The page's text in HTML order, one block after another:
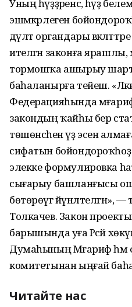
Уның һүҙҙәренсә, һүҙ
эшмәкәрлеген
дәүләт органдары
ителгән законға ярашлы,
тормошҡа ашырыу
баһаланырға тейеш.
Федерацияһында
закондың ҡайһы бер
төшөнсәһен үҙ эсенә
сифатын
элекке формулировка
сығарыу башланғысы
бөтөрөүгә йүнәлтелгән»,
Толкачев. Закон
барышында уға Рәсәй
Думаһының Мәғариф һәм
комитетынан ыңғай
Читайте нас